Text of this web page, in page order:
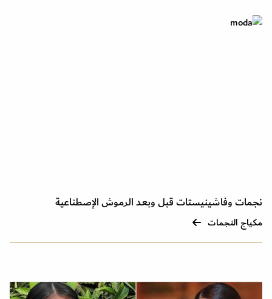
نجمات وفاشينيستات قبل وبعد الرموش الإصطناعية
مكياج النجمات